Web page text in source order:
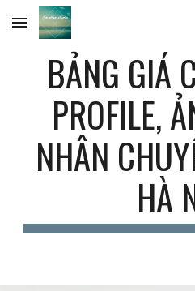
Skip to main content
BẢNG GIÁ
PROFILE,
NHÂN
HÀ